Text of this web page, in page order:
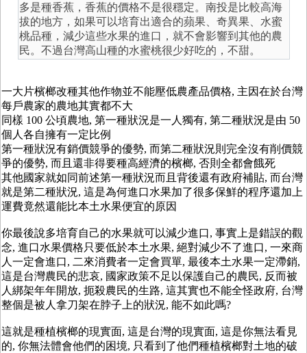
多是種香蕉，香蕉的價格不是很穩定。南投是比較高海
拔的地方，如果可以培育出適合的蘋果、奇異果、水蜜
桃品種，減少這些水果的進口，就不會影響到其他的農
民。不過台灣高山種的水蜜桃很少好吃的，不甜。
一大片檳榔改種其他作物並不能壓低農產品價格, 主因在於台灣
每戶農家的農地其實都不大
同樣 100 公頃農地, 第一種狀況是一人獨有, 第二種狀況是由 50
個人各自擁有一定比例
第一種狀況有銷價競爭的優勢, 而第二種狀況則完全沒有削價競
爭的優勢, 而且還非得要種高經濟的檳榔, 否則全都會餓死
其他國家就如同前述第一種狀況而且背後還有政府補貼, 而台灣
就是第二種狀況, 這是為何進口水果加了很多保鮮的程序還加上
運費竟然還能比本土水果便宜的原因
你最後說多培育自己的水果就可以減少進口, 事實上是錯誤的觀
念, 進口水果價格只要低於本土水果, 絕對減少不了進口, 一來商
人一定會進口, 二來消費者一定會買單, 最後本土水果一定滯銷,
這是台灣農民的悲哀, 國家政策不足以保護自己的農民, 反而被
人綁架年年開放, 扼殺農民的生路, 這其實也不能全怪政府, 台灣
整個是被人拿刀架在脖子上的狀況, 能不如此嗎?
這就是種植檳榔的現實面, 這是台灣的現實面, 這是你無法看見
的, 你無法體會他們的困境, 只看到了他們種植檳榔對土地的破